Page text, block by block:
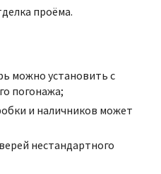
проёма.
можно установить с
погонажа;
и наличников может
нестандартного